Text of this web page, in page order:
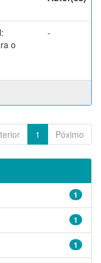
o
-
1 Póximo
1
1
1